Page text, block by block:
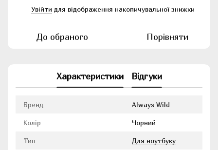
Увійти для відображення накопичувальної знижки
До обраного Порівняти
Характеристики Відгуки
Бренд Always Wild
Колір Чорний
Тип Для ноутбуку